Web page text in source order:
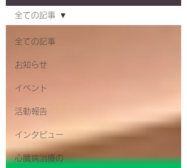
全ての記事
お知らせ
イベント
活動報告
インタビュー
心臓病治療の
全ての記事